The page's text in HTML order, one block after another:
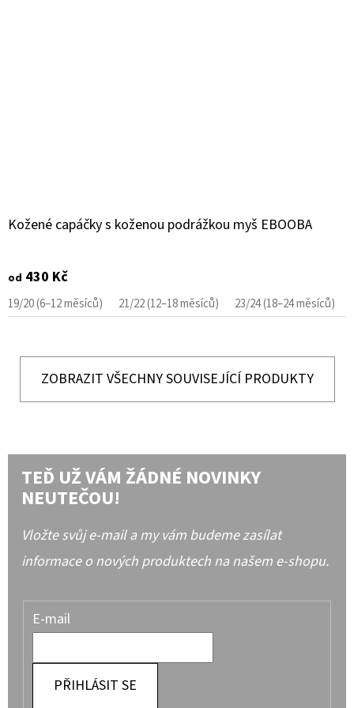
Kožené capáčky s koženou podrážkou myš EBOOBA
od 430 Kč
19/20 (6–12 měsíců) 21/22 (12–18 měsíců) 23/24 (18–24 měsíců)
ZOBRAZIT VŠECHNY SOUVISEJÍCÍ PRODUKTY
TEĎ UŽ VÁM ŽÁDNÉ NOVINKY
NEUTEČOU!
Vložte svůj e-mail a my vám budeme zasílat
informace o nových produktech na našem e-shopu.
E-mail
PŘIHLÁSIT SE